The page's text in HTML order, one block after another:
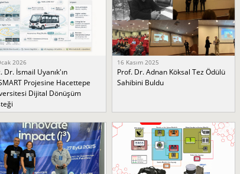
2026
Dr. İsmail Uyanık'ın
Projesine Hacettepe
Dijital Dönüşüm
16 Kasım 2025
Prof. Dr. Adnan Köksal Tez Ödülü
Sahibini Buldu